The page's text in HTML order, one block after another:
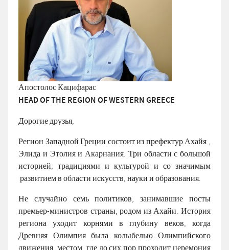
Апостолос Кацифарас
HEAD OF THE REGION OF WESTERN GREECE
Дорогие друзья,
Регион Западной Греции состоит из префектур Ахайя ,
Элида и Этолия и Акарнания. Три области с большой
историей, традициями и культурой и со значимым
развитием в области искусств, науки и образования.
Не случайно семь политиков, занимавшие посты
премьер-министров страны, родом из Ахайи. История
региона уходит корнями в глубину веков, когда
Древняя Олимпия была колыбелью Олимпийского
движения, местом, где до сих пор проходит церемония